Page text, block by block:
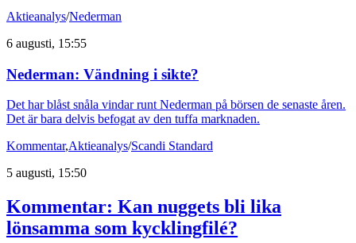
Aktieanalys/Nederman
6 augusti, 15:55
Nederman: Vändning i sikte?
Det har blåst snåla vindar runt Nederman på börsen de senaste åren.
Det är bara delvis befogat av den tuffa marknaden.
Kommentar,Aktieanalys/Scandi Standard
5 augusti, 15:50
Kommentar: Kan nuggets bli lika
lönsamma som kycklingfilé?